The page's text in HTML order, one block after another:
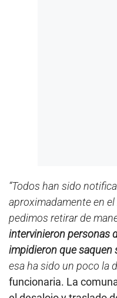
“Todos han sido
aproximadamente en
pedimos retirar de
intervinieron personas
impidieron que
esa ha sido un poco la
funcionaria. La